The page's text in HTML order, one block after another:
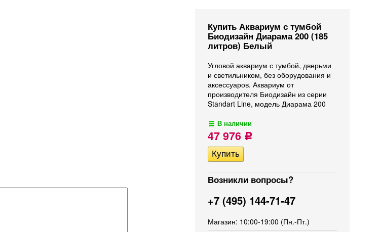
Купить Аквариум с тумбой
Биодизайн Диарама 200 (185
литров) Белый
Угловой аквариум с тумбой, дверьми
и светильником, без оборудования и
аксессуаров. Аквариум от
производителя Биодизайн из серии
Standart Line, модель Диарама 200
В наличии
47 976 Р
Возникли вопросы?
+7 (495) 144-71-47
Магазин: 10:00-19:00 (Пн.-Пт.)